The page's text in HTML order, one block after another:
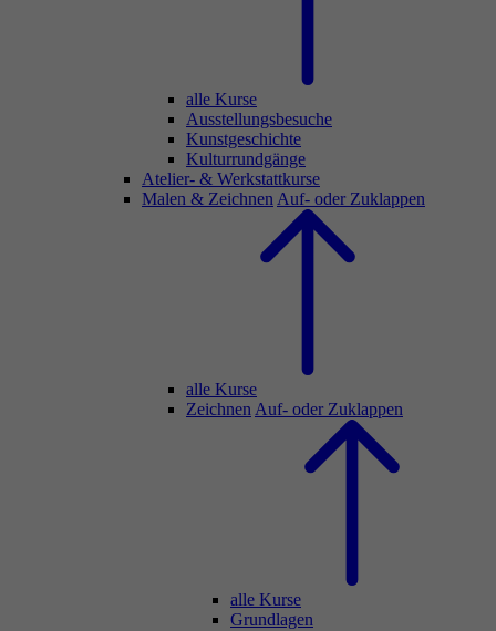
alle Kurse
Ausstellungsbesuche
Kunstgeschichte
Kulturrundgänge
Atelier- & Werkstattkurse
Malen & Zeichnen Auf- oder Zuklappen
alle Kurse
Zeichnen Auf- oder Zuklappen
alle Kurse
Grundlagen